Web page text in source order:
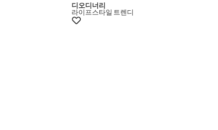
디오디너리
라이프스타일 트렌디